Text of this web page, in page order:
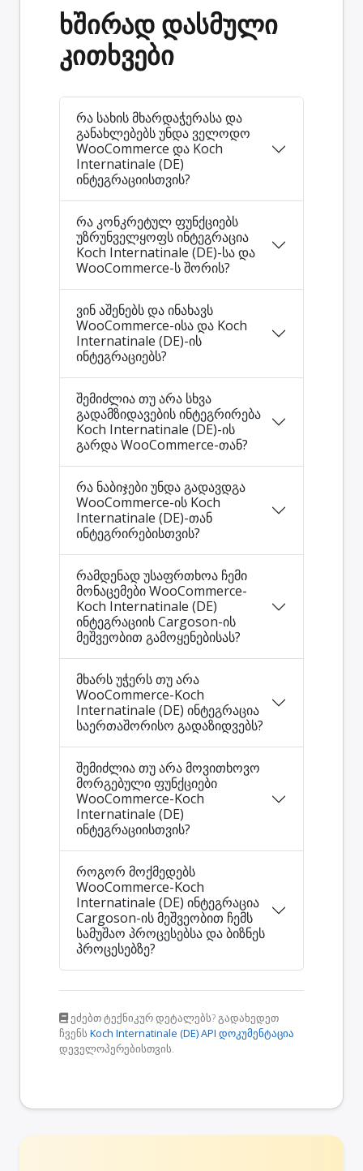
ხშირად დასმული
კითხვები
რა სახის მხარდაჭერასა და
განახლებებს უნდა ველოდო
WooCommerce და Koch
Internatinale (DE)
ინტეგრაციისთვის?
რა კონკრეტულ ფუნქციებს
უზრუნველყოფს ინტეგრაცია
Koch Internatinale (DE)-სა და
WooCommerce-ს შორის?
ვინ აშენებს და ინახავს
WooCommerce-ისა და Koch
Internatinale (DE)-ის
ინტეგრაციებს?
შემიძლია თუ არა სხვა
გადამზიდავების ინტეგრირება
Koch Internatinale (DE)-ის
გარდა WooCommerce-თან?
რა ნაბიჯები უნდა გადავდგა
WooCommerce-ის Koch
Internatinale (DE)-თან
ინტეგრირებისთვის?
რამდენად უსაფრთხოა ჩემი
მონაცემები WooCommerce-
Koch Internatinale (DE)
ინტეგრაციის Cargoson-ის
მეშვეობით გამოყენებისას?
მხარს უჭერს თუ არა
WooCommerce-Koch
Internatinale (DE) ინტეგრაცია
საერთაშორისო გადაზიდვებს?
შემიძლია თუ არა მოვითხოვო
მორგებული ფუნქციები
WooCommerce-Koch
Internatinale (DE)
ინტეგრაციისთვის?
როგორ მოქმედებს
WooCommerce-Koch
Internatinale (DE) ინტეგრაცია
Cargoson-ის მეშვეობით ჩემს
სამუშაო პროცესებსა და ბიზნეს
პროცესებზე?
ეძებთ ტექნიკურ დეტალებს? გადახედეთ
ჩვენს Koch Internatinale (DE) API დოკუმენტაცია
დეველოპერებისთვის.